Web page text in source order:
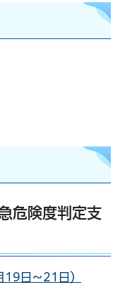
危険度判定支
日～21日）